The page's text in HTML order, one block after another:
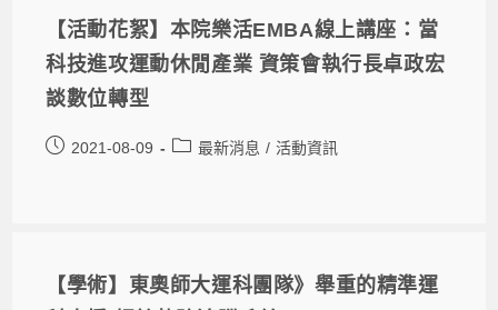
【活動花絮】本院樂活EMBA線上講座：當
科技進攻運動休閒產業 資策會執行長卓政宏
談數位轉型
2021-08-09 最新消息 / 活動資訊
【學術】東奧師大運科團隊》舉重的精準運